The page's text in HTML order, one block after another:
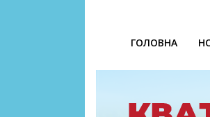
ГОЛОВНА